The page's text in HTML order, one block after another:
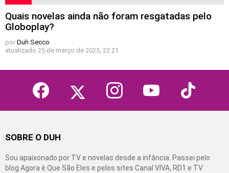
Quais novelas ainda não foram resgatadas pelo
Globoplay?
por Duh Secco
atualizado 25 de março de 2025, 22:21
facebook instagram youtube tiktok
SOBRE O DUH
Sou apaixonado por TV e novelas desde a infância. Passei pelo
blog Agora é Que São Eles e pelos sites Canal VIVA, RD1 e TV